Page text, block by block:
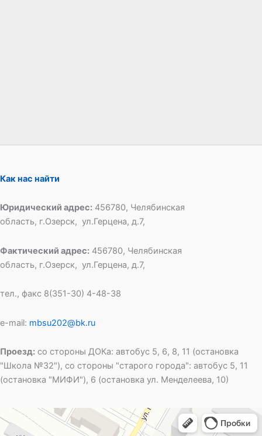
Как нас найти
Юридический адрес: 456780, Челябинская
область, г.Озерск, ул.Герцена, д.7,
Фактический адрес: 456780, Челябинская
область, г.Озерск, ул.Герцена, д.7,
тел., факс 8(351-30) 4-48-38
e-mail: mbsu202@bk.ru
Проезд: со стороны ДОКа: автобус 5, 6, 8, 11 (остановка
"Школа №32"), со стороны "старого города": автобус 5, 11
(остановка "МИФИ"), 6 (остановка ул. Менделеева, 10)
Специальная школа открытого типа № 202
Общеобразовательная школа в Озёрске